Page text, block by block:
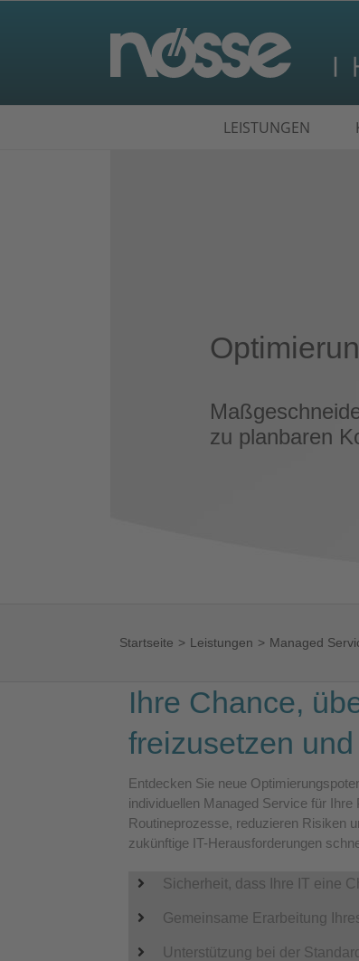
nach:LEISTUNGEN
zu planbaren
Startseite Leistungen Managed
Ihre Chance,
freizusetzen
Entdecken Sie neue
individuellen Managed Service für
Routineprozesse, reduzieren Risiken
zukünftige IT-Herausforderungen
Sicherheit, dass Ihre IT eine
Gemeinsame Erarbeitung
Unterstützung bei der